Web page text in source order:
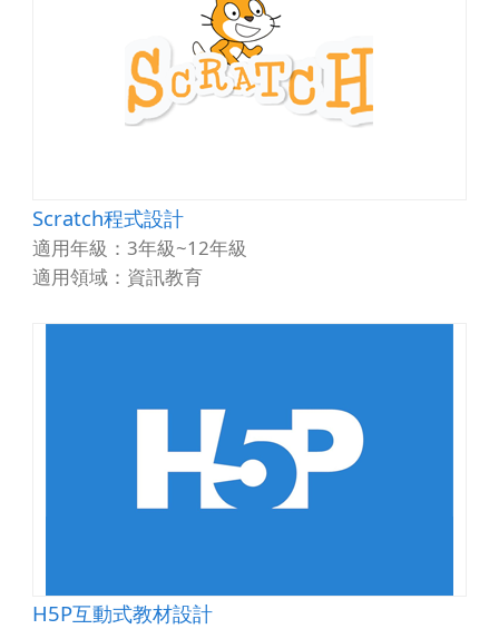
Scratch程式設計
適用年級：3年級~12年級
適用領域：資訊教育
H5P互動式教材設計